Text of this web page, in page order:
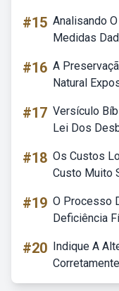
#15 Analisando
Medidas
#16 A
Natural
#17 Versículo
Lei Dos
#18 Os Custos
Custo Muito
#19 O Processo
Deficiência
#20 Indique A